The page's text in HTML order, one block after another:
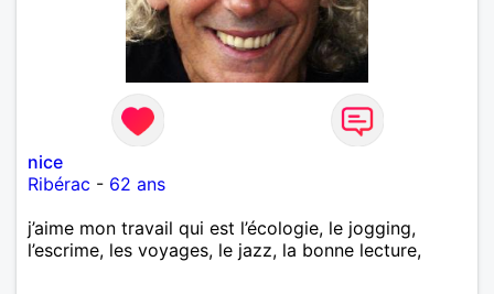
nice
Ribérac - 62 ans
j’aime mon travail qui est l’écologie, le jogging,
l’escrime, les voyages, le jazz, la bonne lecture,